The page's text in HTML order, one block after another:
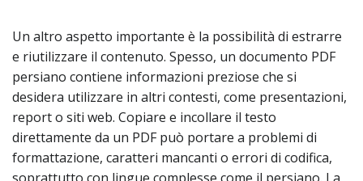
Un altro aspetto importante è la possibilità di estrarre
e riutilizzare il contenuto. Spesso, un documento PDF
persiano contiene informazioni preziose che si
desidera utilizzare in altri contesti, come presentazioni,
report o siti web. Copiare e incollare il testo
direttamente da un PDF può portare a problemi di
formattazione, caratteri mancanti o errori di codifica,